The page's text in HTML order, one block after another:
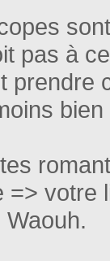
pas à
prendre
=> votre